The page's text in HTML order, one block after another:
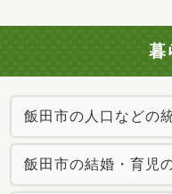
暮
飯田市の人口などの
飯田市の結婚・育児